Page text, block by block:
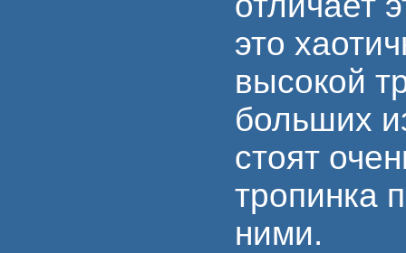
это
высокой
больших
стоят
тропинка
ними.